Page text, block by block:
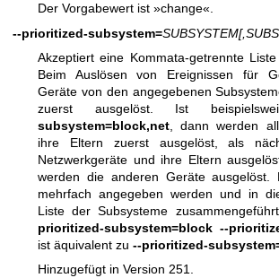
Der Vorgabewert ist »change«.
--prioritized-subsystem=SUBSYSTEM
Akzeptiert eine Kommata-getrennte Liste
Beim Auslösen von Ereignissen für
Geräte von den angegebenen
zuerst ausgelöst. Ist
subsystem=block,net , dann werden
ihre Eltern zuerst ausgelöst, als
Netzwerkgeräte und ihre Eltern
werden die anderen Geräte ausgelöst.
mehrfach angegeben werden und in
Liste der Subsysteme
prioritized-subsystem=block --
ist äquivalent zu --prioritized-
Hinzugefügt in Version 251.